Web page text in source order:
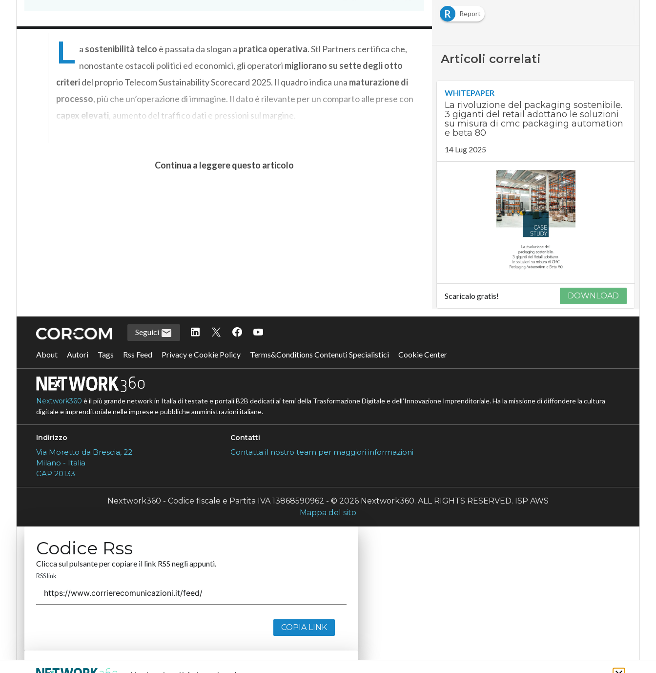
L a sostenibilità telco è passata da slogan a pratica operativa. Stl Partners certifica che,
nonostante ostacoli politici ed economici, gli operatori migliorano su sette degli otto
criteridel proprio Telecom Sustainability Scorecard 2025. Il quadro indica una maturazione di
processo, più che un’operazione di immagine. Il dato è rilevante per un comparto alle prese con
capex elevati, aumento del traffico dati e pressioni sul margine.
Continua a leggere questo articolo
R
Report
Articoli correlati
WHITEPAPER
La rivoluzione del packaging sostenibile.
3 giganti del retail adottano le soluzioni
su misura di cmc packaging automation
e beta 80
14 Lug 2025
Scaricalo gratis! DOWNLOAD
Seguici
About Autori Tags Rss Feed Privacy e Cookie Policy Terms&Conditions Contenuti Specialistici Cookie Center
Nextwork360 è il più grande network in Italia di testate e portali B2B dedicati ai temi della Trasformazione Digitale e dell’Innovazione Imprenditoriale. Ha la missione di diffondere la cultura
digitale e imprenditoriale nelle imprese e pubbliche amministrazioni italiane.
Indirizzo
Via Moretto da Brescia, 22
Milano - Italia
CAP 20133
Contatti
Contatta il nostro team per maggiori informazioni
Nextwork360 - Codice fiscale e Partita IVA 13868590962 - © 2026 Nextwork360. ALL RIGHTS RESERVED. ISP AWS
Mappa del sito
Codice Rss
Clicca sul pulsante per copiare il link RSS negli appunti.
RSS link
COPIA LINK